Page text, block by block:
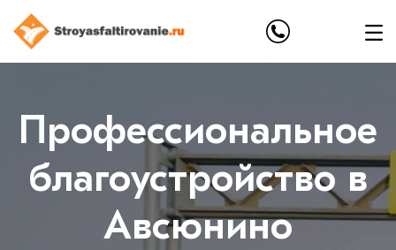
Профессиональное
благоустройство в
Авсюнино